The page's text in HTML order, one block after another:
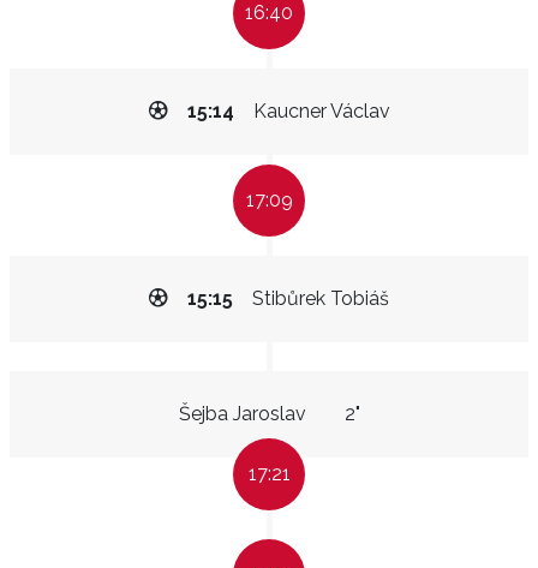
16:40
Kaucner Václav
15:14
17:09
Stibůrek Tobiáš
15:15
Šejba Jaroslav 2"
17:21